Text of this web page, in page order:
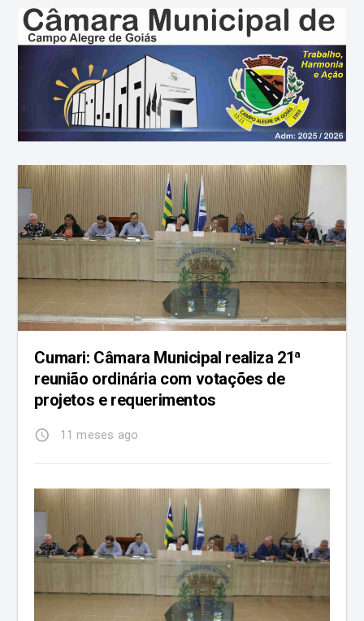
Cumari: Câmara Municipal realiza 21ª
reunião ordinária com votações de
projetos e requerimentos
access_time 11 meses ago